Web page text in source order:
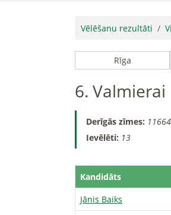
Vēlēšanu rezultāti
Rīga
6.
Derīgās zīmes:
Ievēlēti: 13
Kandidāts
Jānis Baiks